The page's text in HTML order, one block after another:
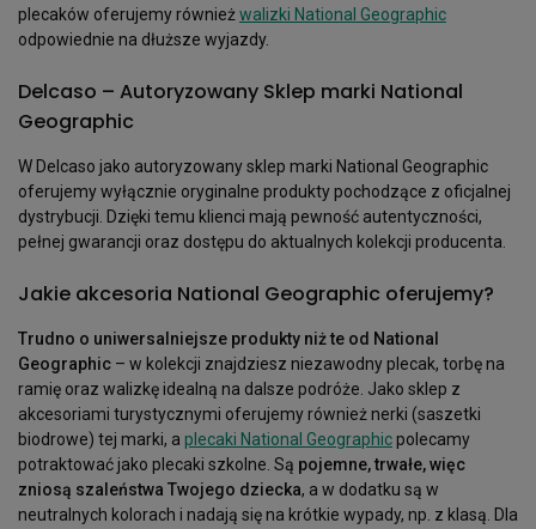
plecaków oferujemy również walizki National Geographic
odpowiednie na dłuższe wyjazdy.
Delcaso – Autoryzowany Sklep marki National
Geographic
W Delcaso jako autoryzowany sklep marki National Geographic
oferujemy wyłącznie oryginalne produkty pochodzące z oficjalnej
dystrybucji. Dzięki temu klienci mają pewność autentyczności,
pełnej gwarancji oraz dostępu do aktualnych kolekcji producenta.
Jakie akcesoria National Geographic oferujemy?
Trudno o uniwersalniejsze produkty niż te od National
Geographic – w kolekcji znajdziesz niezawodny plecak, torbę na
ramię oraz walizkę idealną na dalsze podróże. Jako sklep z
akcesoriami turystycznymi oferujemy również nerki (saszetki
biodrowe) tej marki, a plecaki National Geographicpolecamy
potraktować jako plecaki szkolne. Są pojemne, trwałe, więc
zniosą szaleństwa Twojego dziecka, a w dodatku są w
neutralnych kolorach i nadają się na krótkie wypady, np. z klasą. Dla